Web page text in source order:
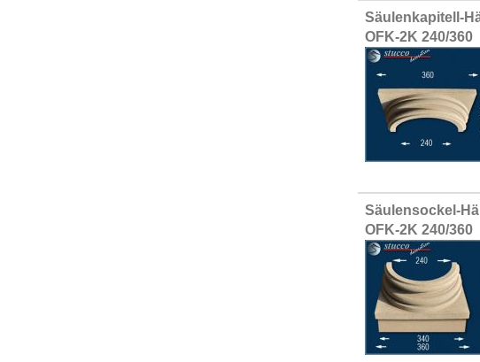
Grouped
product
items
Säulenkapitell-
OFK-2K 240/360
Säulensockel-
OFK-2K 240/360